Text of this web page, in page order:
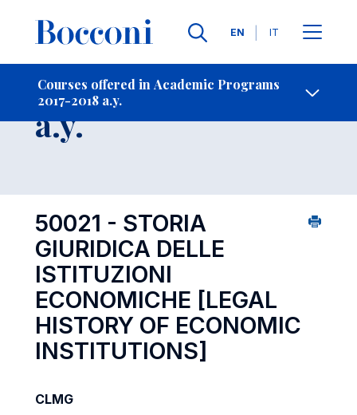
Languages
EN IT
Courses offered in Academic Programs
2017-2018 a.y.
- Contact Us
Course 2017-2018
a.y.
50021 - STORIA
GIURIDICA DELLE
ISTITUZIONI
ECONOMICHE [LEGAL
HISTORY OF ECONOMIC
INSTITUTIONS]
CLMG